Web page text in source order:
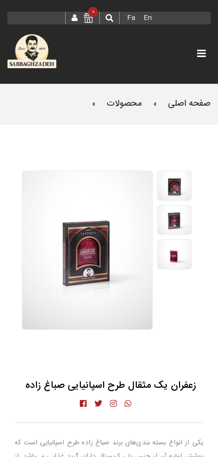
Fa En
0
صفحه اصلی محصولات
زعفران یک مثقال طرح اسپانیایی صباغ زاده
یکی از انواع بسته بندی‌های برند صباغ زاده طرح اسپانیایی است که